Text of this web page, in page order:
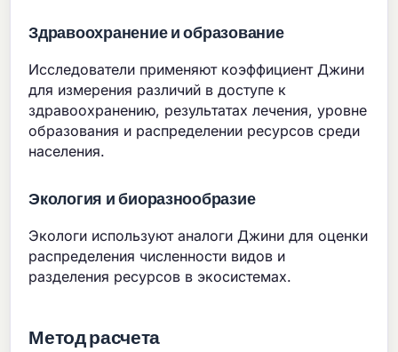
Здравоохранение и образование
Исследователи применяют коэффициент Джини
для измерения различий в доступе к
здравоохранению, результатах лечения, уровне
образования и распределении ресурсов среди
населения.
Экология и биоразнообразие
Экологи используют аналоги Джини для оценки
распределения численности видов и
разделения ресурсов в экосистемах.
Метод расчета